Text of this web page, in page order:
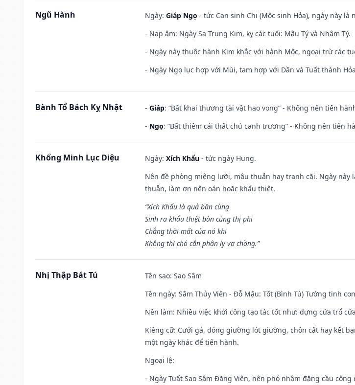
Ngũ Hành Ngày: Giáp Ngọ - tức Can sinh Chi (Mộc sinh Hỏa), ngày này là
- Nạp âm: Ngày Sa Trung Kim, kỵ các tuổi: Mậu Tý và Nhâm Tý.
- Ngày này thuộc hành Kim khắc với hành Mộc, ngoại trừ các
- Ngày Ngọ lục hợp với Mùi, tam hợp với Dần và Tuất thành
Bành Tổ Bách Kỵ Nhật - Giáp: “Bất khai thương tài vật hao vong” - Không nên tiến
- Ngọ: “Bất thiêm cái thất chủ canh trương” - Không nên tiến
Khổng Minh Lục Diệu Ngày: Xích Khẩu - tức ngày Hung.
Nên đề phòng miệng lưỡi, mâu thuẫn hay tranh cãi. Ngày
thuẫn, làm ơn nên oán hoặc khẩu thiệt.
“Xích Khẩu là quả bần cùng
Sinh ra khẩu thiệt bàn cùng thị phi
Chẳng thời mất của nó khi
Không thì chó cắn phân ly vợ chồng.”
Nhị Thập Bát Tú Tên sao: Sao Sâm
Tên ngày: Sâm Thủy Viên - Đỗ Mậu: Tốt (Bình Tú) Tướng tinh
Nên làm: Nhiều việc khởi công tạo tác tốt như: dựng cửa trổ
Kiêng cữ: Cưới gả, đóng giường lót giường, chôn cất hay kết
một ngày khác để tiến hành.
Ngoại lệ:
- Ngày Tuất Sao Sâm Đăng Viên, nên phó nhậm đặng cầu